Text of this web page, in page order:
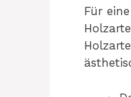
Für